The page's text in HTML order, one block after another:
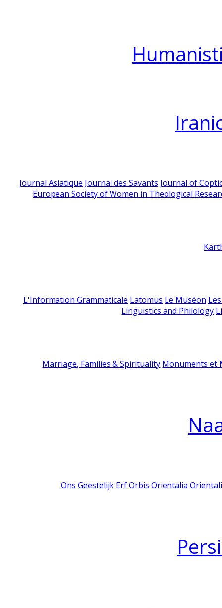
Journal Asiatique Journal des Savants Journal of
European Society of Women in Theological
L'Information Grammaticale Latomus Le Muséon
Linguistics and Philology
Marriage, Families & Spirituality Monuments et
Ons Geestelijk Erf Orbis Orientalia